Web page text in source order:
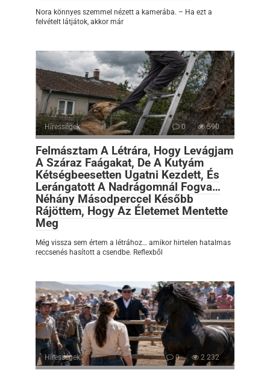
Nora könnyes szemmel nézett a kamerába. – Ha ezt a
felvételt látjátok, akkor már
Hírességek 0 590
Felmásztam A Létrára, Hogy Levágjam
A Száraz Faágakat, De A Kutyám
Kétségbeesetten Ugatni Kezdett, És
Lerángatott A Nadrágomnál Fogva…
Néhány Másodperccel Később
Rájöttem, Hogy Az Életemet Mentette
Meg
Még vissza sem értem a létrához… amikor hirtelen hatalmas
reccsenés hasított a csendbe. Reflexből
Hírességek 0 2 232